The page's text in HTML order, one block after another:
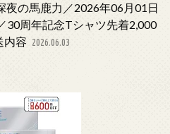
夜の馬鹿力／2026年06月01日
30周年記念Tシャツ先着2,000
内容 2026.06.03